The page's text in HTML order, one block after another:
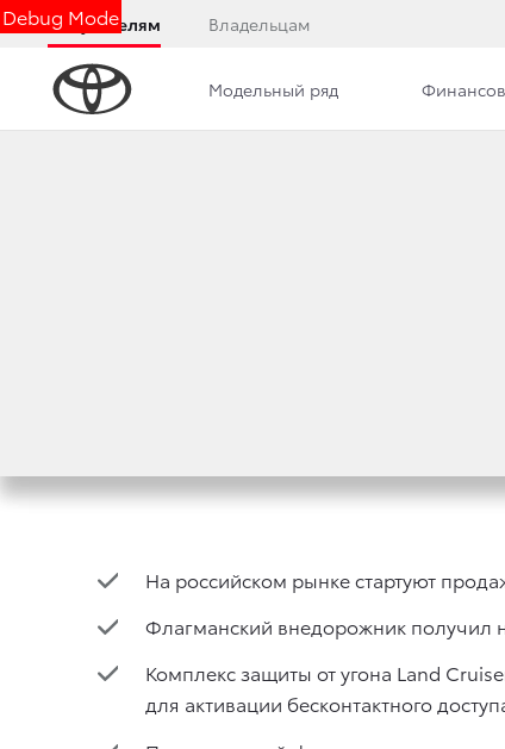
Debug Mode
Покупателям Владельцам
Модельный ряд
СТАРТ ПРОДАЖ
На российском рынке стартуют
Флагманский внедорожник получил
Комплекс защиты от угона Land
для активации бесконтактного